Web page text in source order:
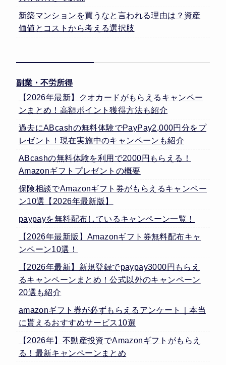
新築マンションを買うなと言われる理由は？資産
価値とコストから考える選択肢
副業・不労所得
【2026年最新】クオカードがもらえるキャンペー
ンまとめ！高額ポイント獲得方法も紹介
過去にABcashの無料体験でPayPay2,000円分をプ
レゼント！現在実施中のキャンペーンも紹介
ABcashの無料体験を利用で2000円もらえる！
Amazonギフトプレゼントの概要
保険相談でAmazonギフト券がもらえるキャンペー
ン10選【2026年最新版】
paypayを無料配布しているキャンペーン一覧！
【2026年最新版】Amazonギフト券無料配布キャ
ンペーン10選！
【2026年最新】新規登録でpaypay3000円もらえ
るキャンペーンまとめ！公式以外のキャンペーン
20選も紹介
amazonギフト券が必ずもらえるアンケート｜本当
に貰えるおすすめサービス10選
【2026年】不動産投資でAmazonギフトがもらえ
る！最新キャンペーンまとめ